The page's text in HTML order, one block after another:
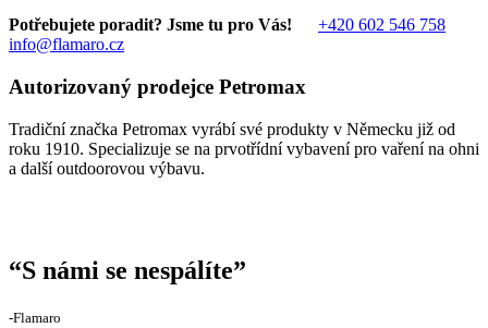
Potřebujete poradit? Jsme tu pro Vás!
+420 602 546 758
info@flamaro.cz
Autorizovaný prodejce Petromax
Tradiční značka Petromax vyrábí své produkty v Německu již od
roku 1910. Specializuje se na prvotřídní vybavení pro vaření na ohni
a další outdoorovou výbavu.
“S námi se nespálíte”
‐Flamaro